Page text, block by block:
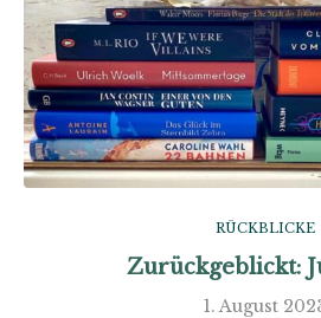
RÜCKBLICKE
Zurückgeblickt:
1. August